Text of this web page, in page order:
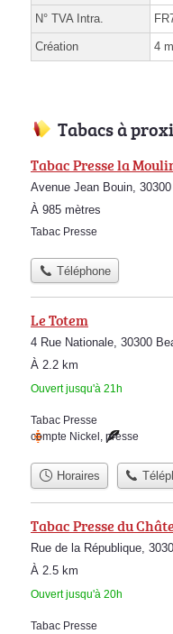
N° TVA Intra.
Création 4
Tabacs à
Tabac Presse la
Avenue Jean Bouin,
À 985 mètres
Tabac Presse
Téléphone
Le Totem
4 Rue Nationale, 30300
À 2.2 km
Ouvert jusqu'à 21h
Tabac Presse
compte Nickel , presse
Horaires
Tabac Presse du
Rue de la République,
À 2.5 km
Ouvert jusqu'à 20h
Tabac Presse